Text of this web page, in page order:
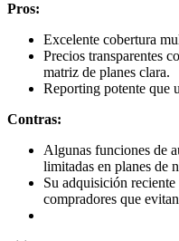
Pros:
Excelente cobertura
Precios transparentes
matriz de planes clara.
Reporting potente que
Contras:
Algunas funciones de
limitadas en planes de
Su adquisición
compradores que